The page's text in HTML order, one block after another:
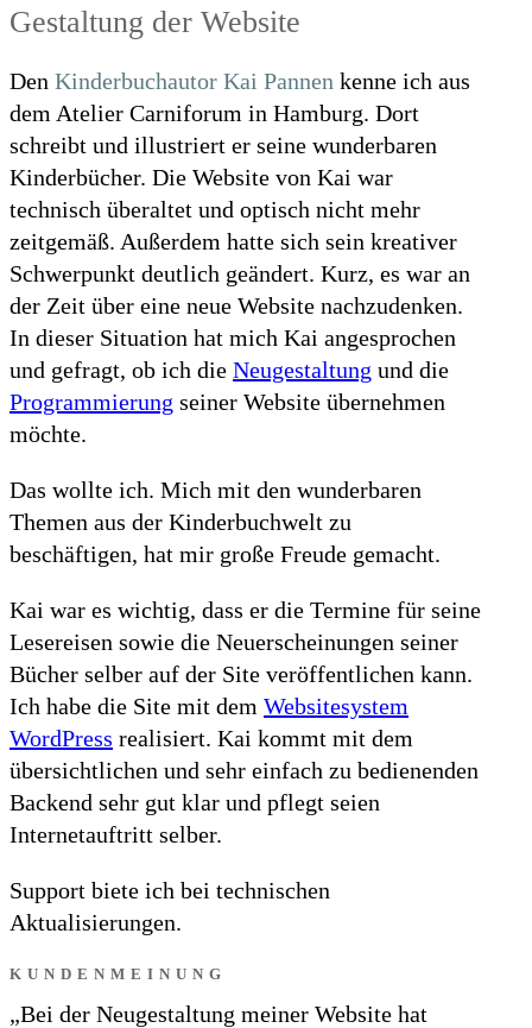
Gestaltung der Website
Den Kinderbuchautor Kai Pannen kenne ich aus
dem Atelier Carniforum in Hamburg. Dort
schreibt und illustriert er seine wunderbaren
Kinderbücher. Die Website von Kai war
technisch überaltet und optisch nicht mehr
zeitgemäß. Außerdem hatte sich sein kreativer
Schwerpunkt deutlich geändert. Kurz, es war an
der Zeit über eine neue Website nachzudenken.
In dieser Situation hat mich Kai angesprochen
und gefragt, ob ich die Neugestaltung und die
Programmierung seiner Website übernehmen
möchte.
Das wollte ich. Mich mit den wunderbaren
Themen aus der Kinderbuchwelt zu
beschäftigen, hat mir große Freude gemacht.
Kai war es wichtig, dass er die Termine für seine
Lesereisen sowie die Neuerscheinungen seiner
Bücher selber auf der Site veröffentlichen kann.
Ich habe die Site mit dem Websitesystem
WordPress realisiert. Kai kommt mit dem
übersichtlichen und sehr einfach zu bedienenden
Backend sehr gut klar und pflegt seien
Internetauftritt selber.
Support biete ich bei technischen
Aktualisierungen.
KUNDENMEINUNG
„Bei der Neugestaltung meiner Website hat